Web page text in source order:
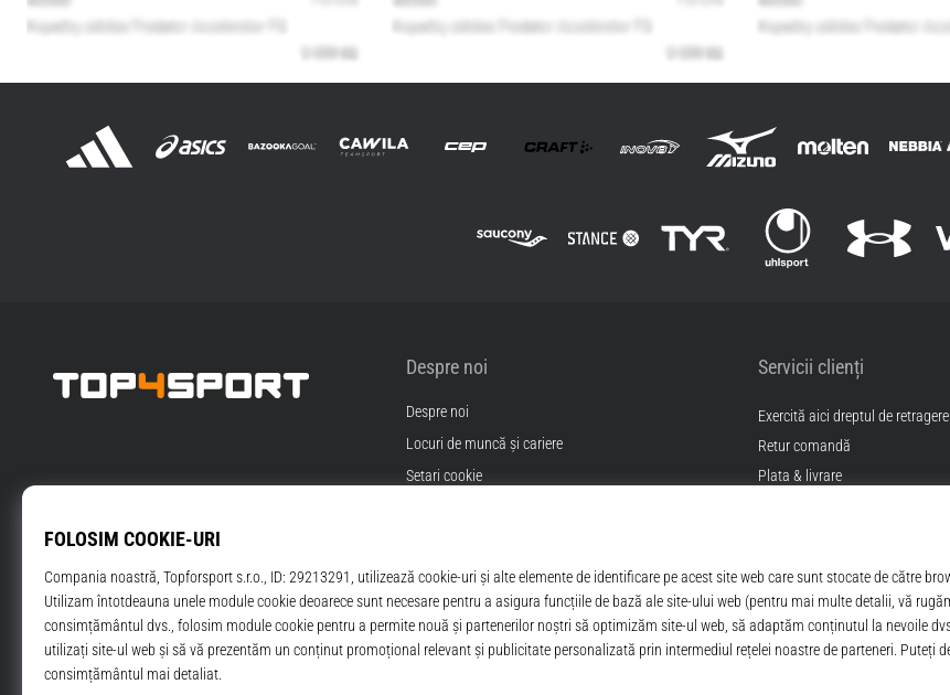
Despre noi
Despre noi
Locuri de muncă și cariere
Setari cookie
Servicii clienți
Exercită aici dreptul de retragere
Retur comandă
Plata & livrare
Politica de confidentialitate
ANPC